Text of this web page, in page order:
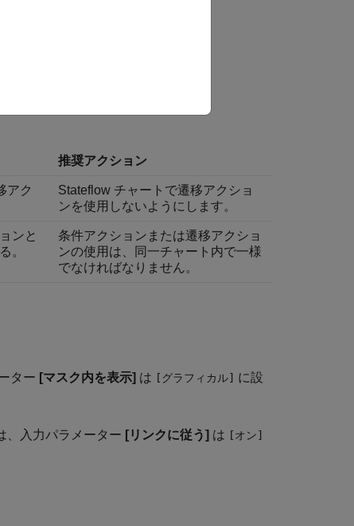
推奨アクション
アク
Stateflow チャートで遷移アクショ
ンを使用しないようにします。
ンと
。
条件アクションまたは遷移アクショ
ンの使用は、同一チャート内で一様
でなければなりません。
ター [マスク内を表示] は [グラフィカル] に設
、入力パラメーター [リンクに従う] は [オン]